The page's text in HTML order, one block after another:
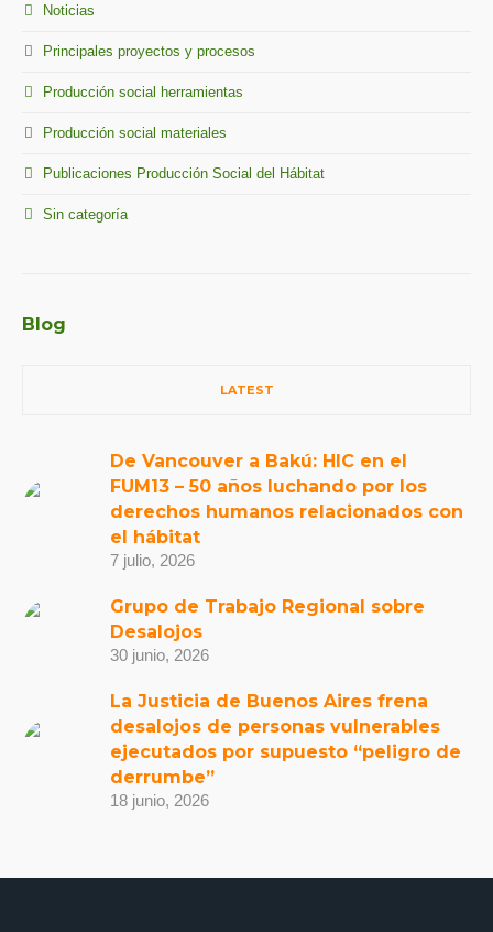
Noticias
Principales proyectos y procesos
Producción social herramientas
Producción social materiales
Publicaciones Producción Social del Hábitat
Sin categoría
Blog
LATEST
De Vancouver a Bakú: HIC en el
FUM13 – 50 años luchando por los
derechos humanos relacionados con
el hábitat
7 julio, 2026
Grupo de Trabajo Regional sobre
Desalojos
30 junio, 2026
La Justicia de Buenos Aires frena
desalojos de personas vulnerables
ejecutados por supuesto “peligro de
derrumbe”
18 junio, 2026